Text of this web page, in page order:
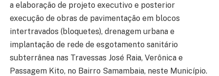
a elaboração de projeto executivo e posterior
execução de obras de pavimentação em blocos
intertravados (bloquetes), drenagem urbana e
implantação de rede de esgotamento sanitário
subterrânea nas Travessas José Raia, Verônica e
Passagem Kito, no Bairro Samambaia, neste Município.